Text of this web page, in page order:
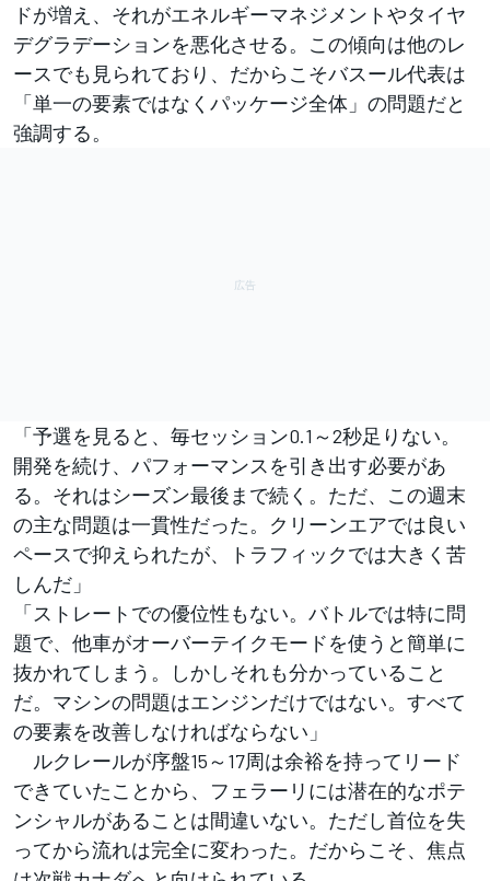
ドが増え、それがエネルギーマネジメントやタイヤ
デグラデーションを悪化させる。この傾向は他のレ
ースでも見られており、だからこそバスール代表は
「単一の要素ではなくパッケージ全体」の問題だと
強調する。
「予選を見ると、毎セッション0.1～2秒足りない。
開発を続け、パフォーマンスを引き出す必要があ
る。それはシーズン最後まで続く。ただ、この週末
の主な問題は一貫性だった。クリーンエアでは良い
ペースで抑えられたが、トラフィックでは大きく苦
しんだ」
「ストレートでの優位性もない。バトルでは特に問
題で、他車がオーバーテイクモードを使うと簡単に
抜かれてしまう。しかしそれも分かっていること
だ。マシンの問題はエンジンだけではない。すべて
の要素を改善しなければならない」
ルクレールが序盤15～17周は余裕を持ってリード
できていたことから、フェラーリには潜在的なポテ
ンシャルがあることは間違いない。ただし首位を失
ってから流れは完全に変わった。だからこそ、焦点